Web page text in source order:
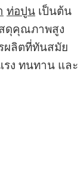
ท่อปูน เป็นต้น
ดุคุณภาพสูง
ผลิตที่ทันสมัย
ง ทนทาน และ